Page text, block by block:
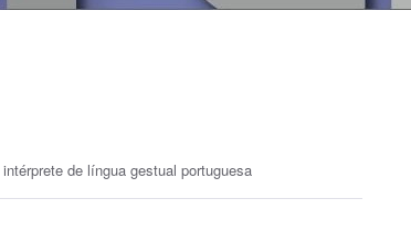
de língua gestual portuguesa